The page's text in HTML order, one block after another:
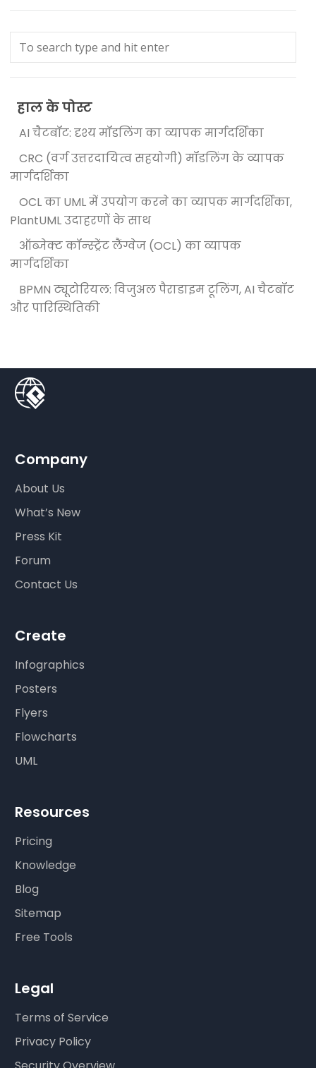
हाल के पोस्ट
AI चैटबॉट: दृश्य मॉडलिंग का व्यापक मार्गदर्शिका
CRC (वर्ग उत्तरदायित्व सहयोगी) मॉडलिंग के व्यापक
मार्गदर्शिका
OCL का UML में उपयोग करने का व्यापक मार्गदर्शिका,
PlantUML उदाहरणों के साथ
ऑब्जेक्ट कॉन्स्ट्रेंट लैंग्वेज (OCL) का व्यापक
मार्गदर्शिका
BPMN ट्यूटोरियल: विजुअल पैराडाइम टूलिंग, AI चैटबॉट
और पारिस्थितिकी
Company
About Us
What’s New
Press Kit
Forum
Contact Us
Create
Infographics
Posters
Flyers
Flowcharts
UML
Resources
Pricing
Knowledge
Blog
Sitemap
Free Tools
Legal
Terms of Service
Privacy Policy